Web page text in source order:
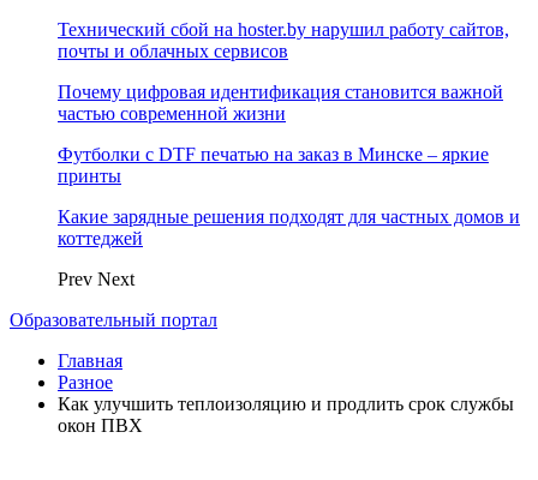
Технический сбой на hoster.by нарушил работу сайтов,
почты и облачных сервисов
Почему цифровая идентификация становится важной
частью современной жизни
Футболки с DTF печатью на заказ в Минске – яркие
принты
Какие зарядные решения подходят для частных домов и
коттеджей
Prev Next
Образовательный портал
Главная
Разное
Как улучшить теплоизоляцию и продлить срок службы
окон ПВХ